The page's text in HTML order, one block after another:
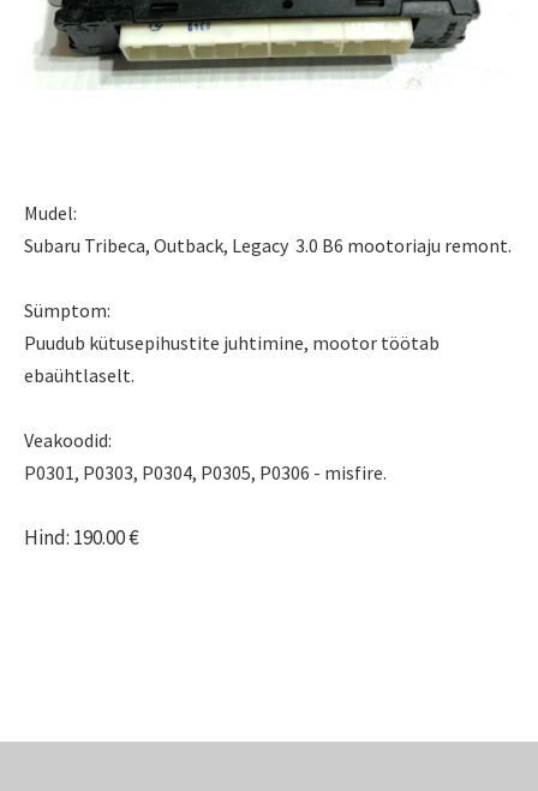
Mudel:
Subaru Tribeca, Outback, Legacy 3.0 B6 mootoriaju remont.
Sümptom:
Puudub kütusepihustite juhtimine, mootor töötab
ebaühtlaselt.
Veakoodid:
P0301, P0303, P0304, P0305, P0306 - misfire.
Hind: 190.00 €